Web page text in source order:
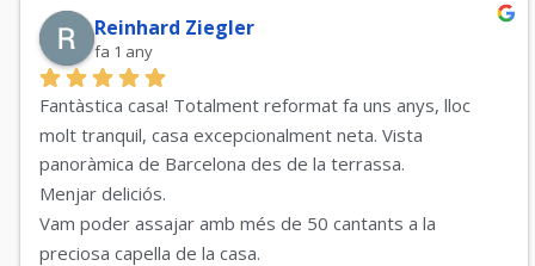
Reinhard Ziegler
fa 1 any
Fantàstica casa! Totalment reformat fa uns anys, lloc
molt tranquil, casa excepcionalment neta. Vista
panoràmica de Barcelona des de la terrassa.
Menjar deliciós.
Vam poder assajar amb més de 50 cantants a la
preciosa capella de la casa.